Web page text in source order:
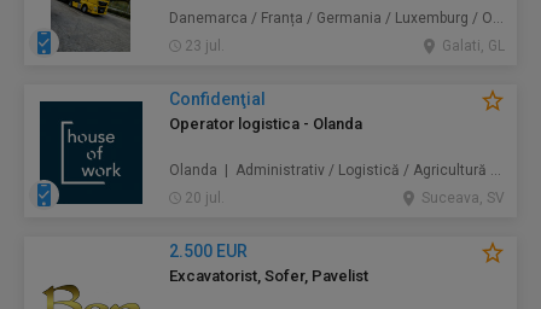
Danemarca / Franța / Germania / Luxemburg / Olanda | Transport
23 jul.
Galati, GL
Confidenţial
Operator logistica - Olanda
Olanda | Administrativ / Logistică / Agricultură / Silvicultură / Prestări servicii / Producție /
20 jul.
Suceava, SV
2.500 EUR
Excavatorist, Sofer, Pavelist